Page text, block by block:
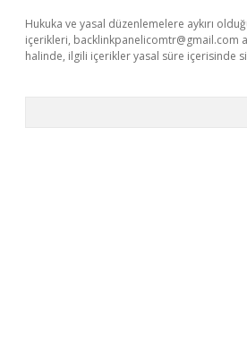
Hukuka ve yasal düzenlemelere aykırı
içerikleri, backlinkpanelicomtr@gmail.com
halinde, ilgili içerikler yasal süre içerisinde